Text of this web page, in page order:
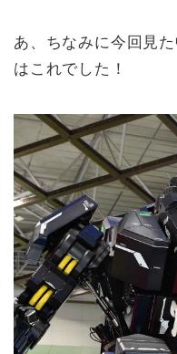
あ、ちなみに今回見
はこれでした！